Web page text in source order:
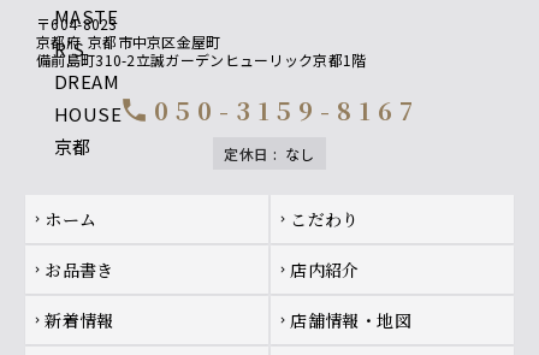
〒604-8023
京都府 京都市中京区金屋町
備前島町310-2立誠ガーデンヒューリック京都1階
call 050-3159-8167
定休日 : なし
Footer navigation
chevron_right ホーム chevron_right こだわり
chevron_right お品書き chevron_right 店内紹介
chevron_right 新着情報 chevron_right 店舗情報・地図